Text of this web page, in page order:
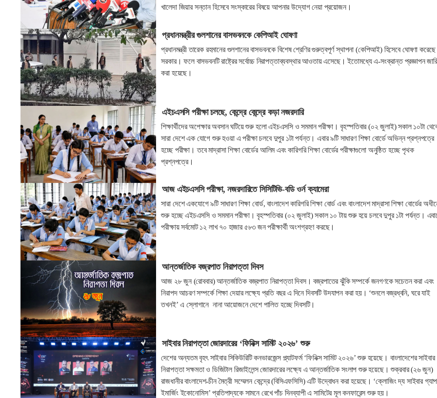
খালেদা জিয়ার সন্তান হিসেবে সংস্কারের বিষয়ে আপনার উদ্যোগ নেয়া প্রয়োজন।
প্রধানমন্ত্রীর গুলশানের বাসভবনকে কেপিআই ঘোষণা
প্রধানমন্ত্রী তারেক রহমানের গুলশানের বাসভবনকে বিশেষ শ্রেণির গুরুত্বপূর্ণ স্থাপনা (কেপিআই) হিসেবে ঘোষণা করেছে
সরকার। ফলে বাসভবনটি রাষ্ট্রের সর্বোচ্চ নিরাপত্তাব্যবস্থার আওতায় এসেছে। ইতোমধ্যে এ-সংক্রান্ত প্রজ্ঞাপন
করা হয়েছে।
এইচএসসি পরীক্ষা চলছে, কেন্দ্রে কেন্দ্রে কড়া নজরদারি
শিক্ষার্থীদের অপেক্ষার অবসান ঘটিয়ে শুরু হলো এইচএসসি ও সমমান পরীক্ষা। বৃহস্পতিবার (০২ জুলাই) সকাল ১০টা
সারা দেশে এক যোগে শুরু হওয়া এ পরীক্ষা চলবে দুপুর ১টা পর্যন্ত। এবার ৯টি সাধারণ শিক্ষা বোর্ডে অভিন্ন প্রশ্নপত্রে
হচ্ছে পরীক্ষা। তবে মাদ্রাসা শিক্ষা বোর্ডের আলিম এবং কারিগরি শিক্ষা বোর্ডের পরীক্ষাগুলো অনুষ্ঠিত হচ্ছে পৃথক
প্রশ্নপত্রে।
আজ এইচএসসি পরীক্ষা, নজরদারিতে সিসিটিভি-বডি ওর্ন ক্যামেরা
সারা দেশে একযোগে ৯টি সাধারণ শিক্ষা বোর্ড, বাংলাদেশ কারিগরি শিক্ষা বোর্ড এবং বাংলাদেশ মাদ্রাসা শিক্ষা বোর্ডের
শুরু হচ্ছে এইচএসসি ও সমমান পরীক্ষা। বৃহস্পতিবার (০২ জুলাই) সকাল ১০ টায় শুরু হয়ে চলবে দুপুর ১টা পর্যন্ত।
পরীক্ষায় সর্বমোট ১২ লাখ ৭০ হাজার ৫৮৩ জন পরীক্ষার্থী অংশগ্রহণ করছে।
আন্তর্জাতিক বজ্রপাত নিরাপত্তা দিবস
আজ ২৮ জুন (রোববার) আন্তর্জাতিক বজ্রপাত নিরাপত্তা দিবস। বজ্রপাতের ঝুঁকি সম্পর্কে জনগণকে সচেতন করা এবং
নিরাপদ আচরণ সম্পর্কে শিক্ষা দেয়ার লক্ষ্যে প্রতি বছর এ দিনে দিবসটি উদযাপন করা হয়। ‘শুনলে বজ্রধ্বনি, ঘরে যাই
তখনই’ এ স্লোগানে নানা আয়োজনে দেশে পালিত হচ্ছে দিবসটি।
সাইবার নিরাপত্তা জোরদারের ‘ফিনিক্স সামিট ২০২৬’ শুরু
দেশের অন্যতম বৃহৎ সাইবার সিকিউরিটি কনভারজেন্স প্ল্যাটফর্ম ‘ফিনিক্স সামিট ২০২৬’ শুরু হয়েছে। বাংলাদেশের সাইবার
নিরাপত্তা সক্ষমতা ও ডিজিটাল রিজাইলেন্স জোরদারের লক্ষ্যে এ আন্তর্জাতিক সংলাপ শুরু হয়েছে। শুক্রবার (২৬ জুন)
রাজধানীর বাংলাদেশ-চীন মৈত্রী সম্মেলন কেন্দ্রে (বিসিএফসিসি) এটি উদ্বোধন করা হয়েছে। ‘ক্লোজিং দ্য সাইবার
ইমার্জিং ইকোনোমিস’ প্রতিপাদ্যকে সামনে রেখে পাঁচ দিনব্যাপী এ সামিটের মূল কনফারেন্স শুরু হয়।